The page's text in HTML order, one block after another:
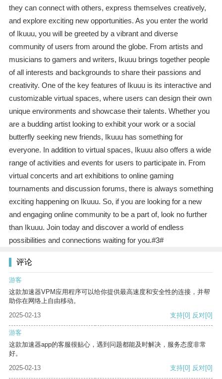
they can connect with others, express themselves creatively,
and explore exciting new opportunities. As you enter the world
of Ikuuu, you will be greeted by a vibrant and diverse
community of users from around the globe. From artists and
musicians to gamers and writers, Ikuuu brings together people
of all interests and backgrounds to share their passions and
creativity. One of the key features of Ikuuu is its interactive and
customizable virtual spaces, where users can design their own
unique environments and showcase their talents. Whether you
are a budding artist looking to exhibit your work or a social
butterfly seeking new friends, Ikuuu has something for
everyone. In addition to virtual spaces, Ikuuu also offers a wide
range of activities and events for users to participate in. From
virtual concerts and art exhibitions to online gaming
tournaments and discussion forums, there is always something
exciting happening on Ikuuu. So, if you are looking for a new
and engaging online community to be a part of, look no further
than Ikuuu. Join today and discover a world of endless
possibilities and connections waiting for you.#3#
评论
游客
这款加速器VPM应用程序可以给你提供最高速度和安全性的连接，并帮
助你在网络上自由移动。
2025-02-13
支持[0] 反对[0]
游客
这款加速器app的客服很贴心，遇到问题都能及时解决，服务态度非常
好。
2025-02-13
支持[0] 反对[0]